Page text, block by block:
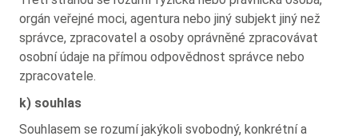
orgán veřejné moci, agentura nebo jiný subjekt jiný než
správce, zpracovatel a osoby oprávněné zpracovávat
osobní údaje na přímou odpovědnost správce nebo
zpracovatele.
k) souhlas
Souhlasem se rozumí jakýkoli svobodný, konkrétní a